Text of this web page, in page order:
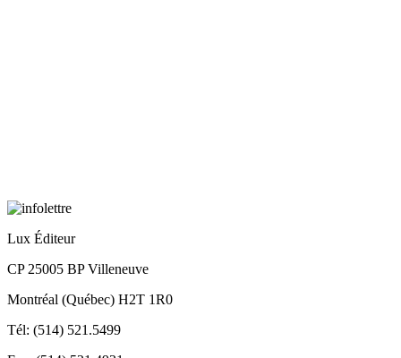
Lux Éditeur
CP 25005 BP Villeneuve
Montréal (Québec) H2T 1R0
Tél: (514) 521.5499